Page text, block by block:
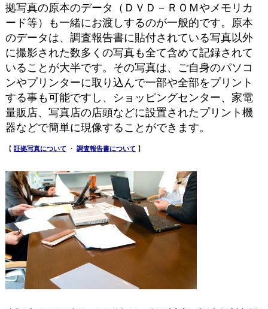
拠写真の原本のデータ（ＤＶＤ－ＲＯＭやメモリカ
ード等）も一緒にお渡しするのが一般的です。原本
のデータは、調査報告書に貼付されている写真以外
に撮影された数多くの写真も全て含めて記録されて
いることが大半です。その写真は、ご自身のパソコ
ンやプリンターに取り込んで一部や全部をプリント
する事も可能ですし、ショッピングセンター、家電
量販店、写真店の店頭などに設置されたプリント機
器などで簡単に現像することができます。
【 証拠写真について ・ 調査報告書について 】